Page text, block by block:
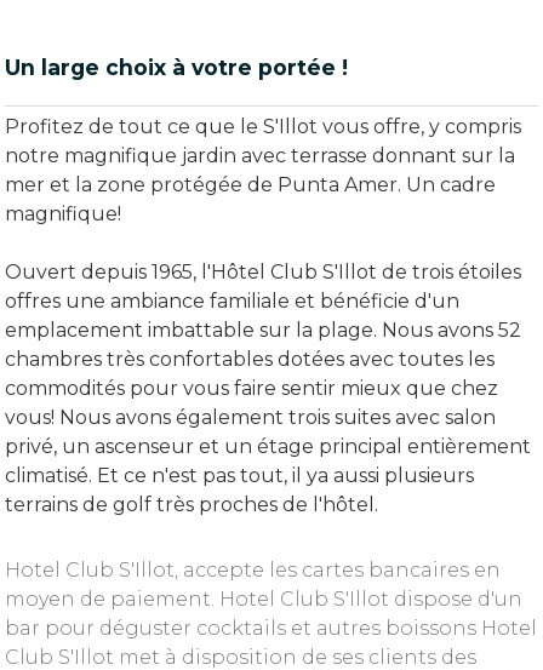
Un large choix à votre portée !
Profitez de tout ce que le S'Illot vous offre, y compris
notre magnifique jardin avec terrasse donnant sur la
mer et la zone protégée de Punta Amer. Un cadre
magnifique!
Ouvert depuis 1965, l'Hôtel Club S'Illot de trois étoiles
offres une ambiance familiale et bénéficie d'un
emplacement imbattable sur la plage. Nous avons 52
chambres très confortables dotées avec toutes les
commodités pour vous faire sentir mieux que chez
vous! Nous avons également trois suites avec salon
privé, un ascenseur et un étage principal entièrement
climatisé. Et ce n'est pas tout, il ya aussi plusieurs
terrains de golf très proches de l'hôtel.
Hotel Club S'Illot, accepte les cartes bancaires en
moyen de paiement. Hotel Club S'Illot dispose d'un
bar pour déguster cocktails et autres boissons Hotel
Club S'Illot met à disposition de ses clients des